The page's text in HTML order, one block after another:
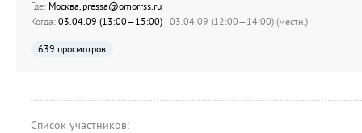
Где: Москва, pressa@omorrss.ru
Когда: 03.04.09 (13:00—15:00) | 03.04.09 (12:00—14:00) (местн.)
639 просмотров
Список участников: